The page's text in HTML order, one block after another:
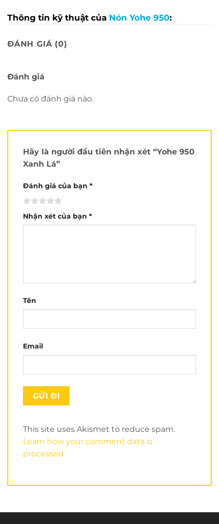
Thông tin kỹ thuật của Nón Yohe 950:
Đạt chuẩn:
Vỏ:
ABS
Lót:
Vải lót cao cấp, có thể tháo rời.
Ốp tai:
Có thể tháo rời.
Made in:
Brand:
Yohe
Tình trạng:
Ưu điểm:
Nhược điểm:
Nón 950hơi nặng nếu chưa người chưa biết đội nón
ĐÁNH GIÁ (0)
Đánh giá
Chưa có đánh giá nào.
Hãy là người đầu tiên nhận xét “Yohe 950
Xanh Lá”
Đánh giá của bạn *
Nhận xét của bạn *
Tên
Email
This site uses Akismet to reduce spam.
Learn how your comment data is
processed.